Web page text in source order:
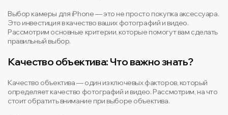
Выбор камеры для iPhone — это не просто покупка аксессуара.
Это инвестиция в качество ваших фотографий и видео.
Рассмотрим основные критерии, которые помогут вам сделать
правильный выбор.
Качество объектива: Что важно знать?
Качество объектива — один из ключевых факторов, который
определяет качество фотографий и видео. Рассмотрим, на что
стоит обратить внимание при выборе объектива.